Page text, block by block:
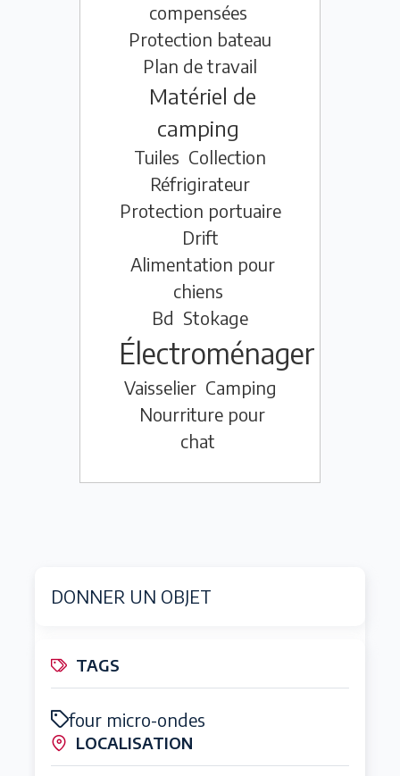
compensées
Protection bateau
Plan de travail
Matériel de
camping
Tuiles Collection
Réfrigirateur
Protection portuaire
Drift
Alimentation pour
chiens
Bd Stokage
Électroménager
Vaisselier Camping
Nourriture pour
chat
DONNER UN OBJET
TAGS
four micro-ondes
LOCALISATION